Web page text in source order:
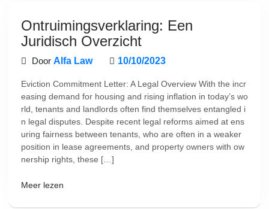
Ontruimingsverklaring: Een
Juridisch Overzicht
Door Alfa Law 10/10/2023
Eviction Commitment Letter: A Legal Overview With the incr
easing demand for housing and rising inflation in today’s wo
rld, tenants and landlords often find themselves entangled i
n legal disputes. Despite recent legal reforms aimed at ens
uring fairness between tenants, who are often in a weaker
position in lease agreements, and property owners with ow
nership rights, these […]
Meer lezen